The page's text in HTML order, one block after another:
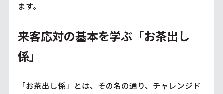
ます。
来客応対の基本を学ぶ「お茶出し
係」
「お茶出し係」とは、その名の通り、チャレンジド